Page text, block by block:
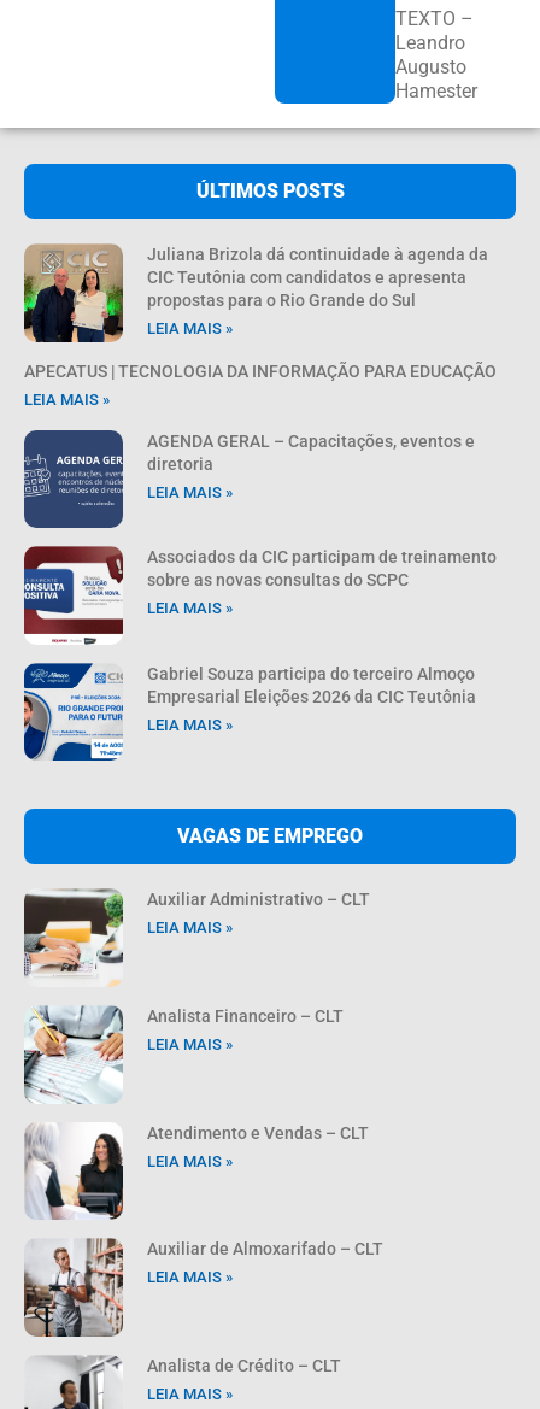
TEXTO –
Leandro
Augusto
Hamester
ÚLTIMOS POSTS
Juliana Brizola dá continuidade à agenda da
CIC Teutônia com candidatos e apresenta
propostas para o Rio Grande do Sul
LEIA MAIS »
APECATUS | TECNOLOGIA DA INFORMAÇÃO PARA EDUCAÇÃO
LEIA MAIS »
AGENDA GERAL – Capacitações, eventos e
diretoria
LEIA MAIS »
Associados da CIC participam de treinamento
sobre as novas consultas do SCPC
LEIA MAIS »
Gabriel Souza participa do terceiro Almoço
Empresarial Eleições 2026 da CIC Teutônia
LEIA MAIS »
VAGAS DE EMPREGO
Auxiliar Administrativo – CLT
LEIA MAIS »
Analista Financeiro – CLT
LEIA MAIS »
Atendimento e Vendas – CLT
LEIA MAIS »
Auxiliar de Almoxarifado – CLT
LEIA MAIS »
Analista de Crédito – CLT
LEIA MAIS »